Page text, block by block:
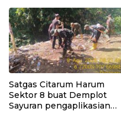
Satgas Citarum Harum
Sektor 8 buat Demplot
Sayuran pengaplikasian